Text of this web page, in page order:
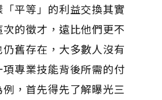
平等」的利益交換其實
的徵才，遠比他們更不
舊存在，大多數人沒有
專業技能背後所需的付
，首先得先了解曝光三